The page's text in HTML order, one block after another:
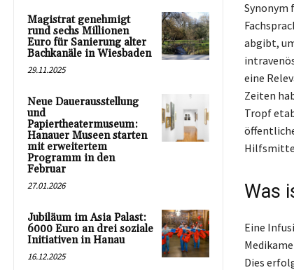
Magistrat genehmigt
rund sechs Millionen
Euro für Sanierung alter
Bachkanäle in Wiesbaden
29.11.2025
Neue Dauerausstellung
und
Papiertheatermuseum:
Hanauer Museen starten
mit erweitertem
Programm in den
Februar
27.01.2026
Jubiläum im Asia Palast:
6000 Euro an drei soziale
Initiativen in Hanau
16.12.2025
Synonym
abgibt,
eine
Zeiten
Tropf
Was
Eine
Dies